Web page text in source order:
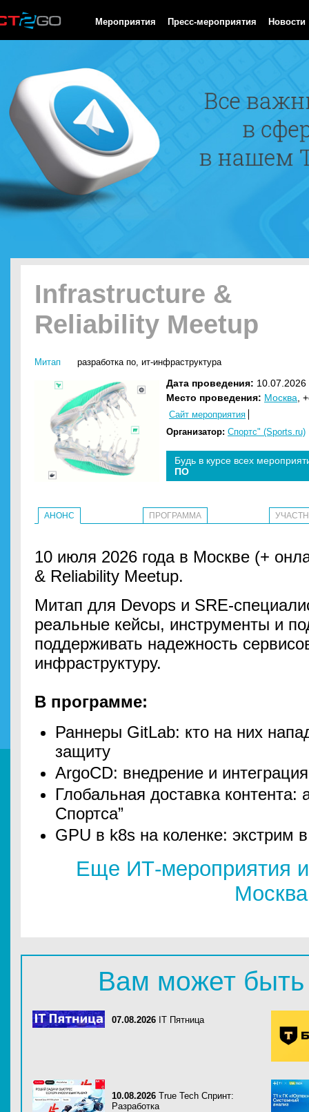
Мероприятия Пресс-мероприятия Новости
Infrastructure &
Reliability Meetup
Митап разработка по, ит-инфраструктура
Дата проведения:
Место проведения: Москва ,
Сайт мероприятия
Организатор: Спортс" (Sports.ru)
Будь в курсе всех
ПО
АНОНС ПРОГРАММА
10 июля 2026 года в Москве (+
& Reliability Meetup.
Митап для Devops и SRE-
реальные кейсы, инструменты и
поддерживать надежность
инфраструктуру.
В программе:
Раннеры GitLab: кто на них
защиту
ArgoCD: внедрение и
Глобальная доставка контента:
Спортса”
GPU в k8s на коленке: экстрим
Еще ИТ-мероприятия
Москва
Вам может быть
07.08.2026 IT Пятница
10.08.2026 True Tech Спринт:
Разработка